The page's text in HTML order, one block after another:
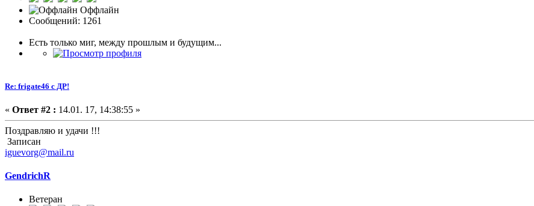
Оффлайн
Сообщений: 1261
Есть только миг, между прошлым и будущим...
Re: frigate46 с ДР!
« Ответ #2 : 14.01. 17, 14:38:55 »
Поздравляю и удачи !!!
Записан
iguevorg@mail.ru
GendrichR
Ветеран